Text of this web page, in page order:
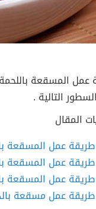
عمل المسقعة
التالية .
المقال
طريقة عمل المسقعة
طريقة عمل المسقعة
طريقة عمل المسقعة
طريقة عمل مسقعة